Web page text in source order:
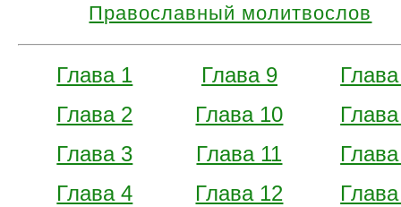
Православный молитвослов
Глава 1
Глава 2
Глава 3
Глава 4
Глава 9
Глава 10
Глава 11
Глава 12